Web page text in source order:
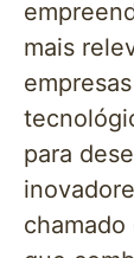
mais
para